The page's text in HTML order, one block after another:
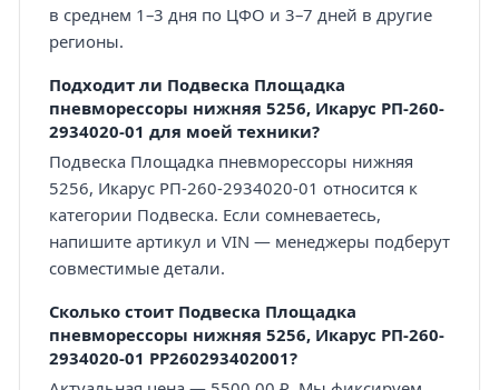
в среднем 1–3 дня по ЦФО и 3–7 дней в другие
регионы.
Подходит ли Подвеска Площадка
пневморессоры нижняя 5256, Икарус РП-260-
2934020-01 для моей техники?
Подвеска Площадка пневморессоры нижняя
5256, Икарус РП-260-2934020-01 относится к
категории Подвеска. Если сомневаетесь,
напишите артикул и VIN — менеджеры подберут
совместимые детали.
Сколько стоит Подвеска Площадка
пневморессоры нижняя 5256, Икарус РП-260-
2934020-01 PP260293402001?